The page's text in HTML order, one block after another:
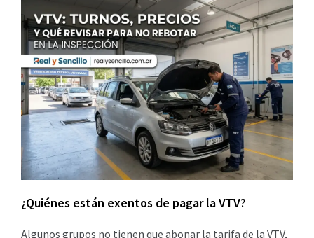
¿Quiénes están exentos de pagar la VTV?
Algunos grupos no tienen que abonar la tarifa de la VTV,